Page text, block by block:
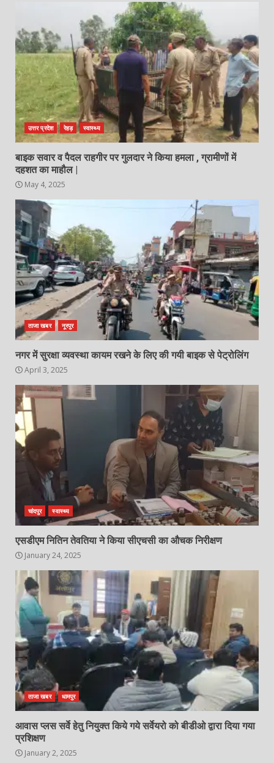
उत्तर प्रदेश रेहड़ स्वास्थ्य
बाइक सवार व पैदल राहगीर पर गुलदार ने किया हमला , ग्रामीणों में
दहशत का माहौल |
May 4, 2025
ताजा खबर नूरपुर
नगर में सुरक्षा व्यवस्था कायम रखने के लिए की गयी बाइक से पेट्रोलिंग
April 3, 2025
चांदपुर स्वास्थ्य
एसडीएम नितिन तेवतिया ने किया सीएचसी का औचक निरीक्षण
January 24, 2025
ताजा खबर धामपुर
आवास प्लस सर्वे हेतु नियुक्त किये गये सर्वेयरो को बीडीओ द्वारा दिया गया
प्रशिक्षण
January 2, 2025